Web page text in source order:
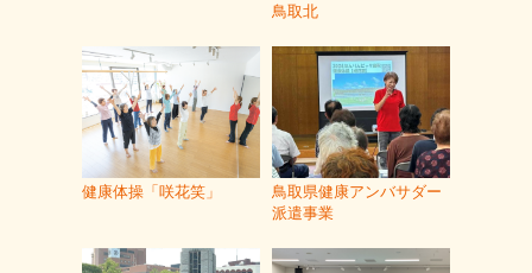
鳥取北
健康体操「咲花笑」
鳥取県健康アンバサダー
派遣事業